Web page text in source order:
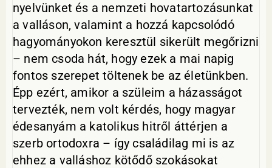
nyelvünket és a nemzeti hovatartozásunkat
a valláson, valamint a hozzá kapcsolódó
hagyományokon keresztül sikerült megőrizni
– nem csoda hát, hogy ezek a mai napig
fontos szerepet töltenek be az életünkben.
Épp ezért, amikor a szüleim a házasságot
tervezték, nem volt kérdés, hogy magyar
édesanyám a katolikus hitről áttérjen a
szerb ortodoxra – így családilag mi is az
ehhez a valláshoz kötődő szokásokat